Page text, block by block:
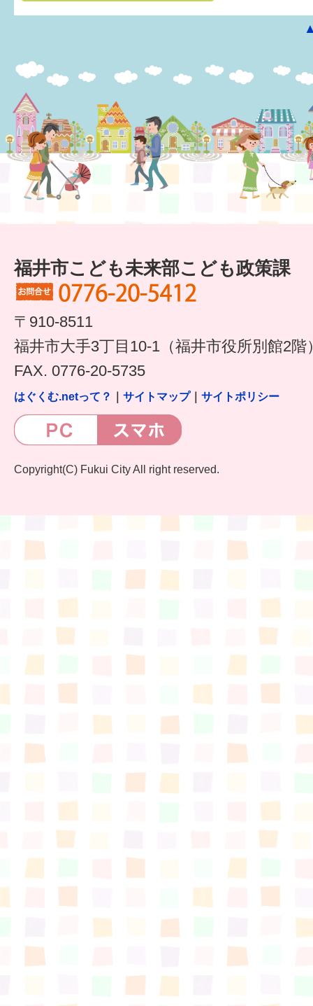
福井市こども未来部こども政策課
〒910-8511
福井市大手3丁目10-1（福井市役所別館2階
FAX. 0776-20-5735
はぐくむ.netって？ サイトマップ｜ サイトポリシー
Copyright(C) Fukui City All right reserved.
すまいるサポート行事案内